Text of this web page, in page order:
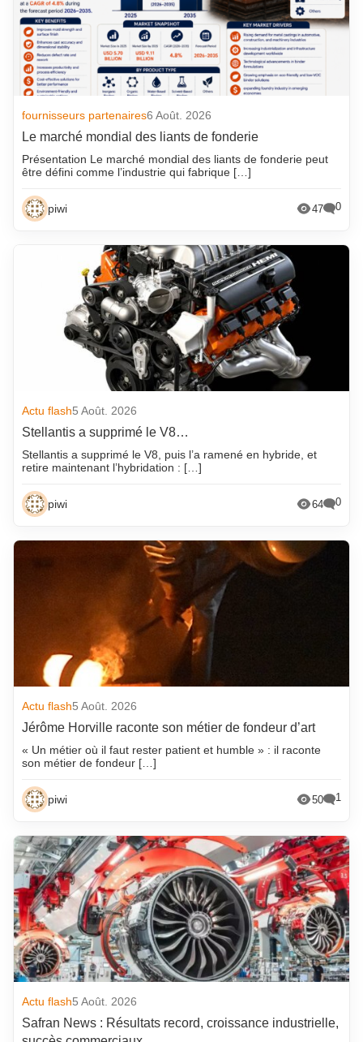
fournisseurs partenaires6 Août. 2026
Le marché mondial des liants de fonderie
Présentation Le marché mondial des liants de fonderie peut
être défini comme l’industrie qui fabrique […]
piwi 47 0
Actu flash5 Août. 2026
Stellantis a supprimé le V8…
Stellantis a supprimé le V8, puis l’a ramené en hybride, et
retire maintenant l’hybridation : […]
piwi 64 0
Actu flash5 Août. 2026
Jérôme Horville raconte son métier de fondeur d’art
« Un métier où il faut rester patient et humble » : il raconte
son métier de fondeur […]
piwi 50 1
Actu flash5 Août. 2026
Safran News : Résultats record, croissance industrielle,